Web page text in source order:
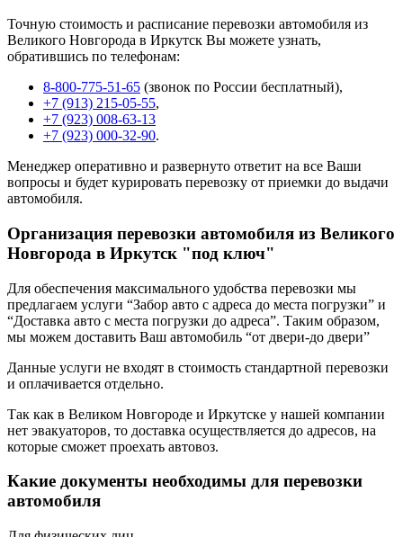
Точную стоимость и расписание перевозки автомобиля из
Великого Новгорода в Иркутск Вы можете узнать,
обратившись по телефонам:
8-800-775-51-65 (звонок по России бесплатный),
+7 (913) 215-05-55,
+7 (923) 008-63-13
+7 (923) 000-32-90.
Менеджер оперативно и развернуто ответит на все Ваши
вопросы и будет курировать перевозку от приемки до выдачи
автомобиля.
Организация перевозки автомобиля из Великого
Новгорода в Иркутск "под ключ"
Для обеспечения максимального удобства перевозки мы
предлагаем услуги “Забор авто с адреса до места погрузки” и
“Доставка авто с места погрузки до адреса”. Таким образом,
мы можем доставить Ваш автомобиль “от двери-до двери”
Данные услуги не входят в стоимость стандартной перевозки
и оплачивается отдельно.
Так как в Великом Новгороде и Иркутске у нашей компании
нет эвакуаторов, то доставка осуществляется до адресов, на
которые сможет проехать автовоз.
Какие документы необходимы для перевозки
автомобиля